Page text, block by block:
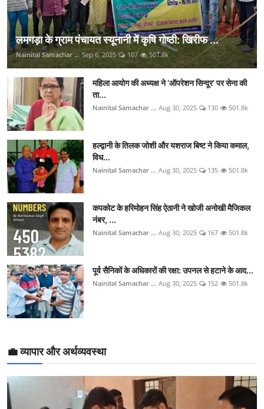
लमगड़ा के ग्राम पंचायत स्यूनानी में कृषि गोष्ठी: खिरीफ ...
Nainital Samachar ... Sep 6, 2025 107 501.8k
महिला आयोग की अध्यक्ष ने ‘ऑपरेशन सिन्दूर’ पर सेना की
ता...
Nainital Samachar ... Aug 30, 2025 130 501.8k
हल्द्वानी के तिलक जोशी और यशराज बिष्ट ने किया कमाल,
विध...
Nainital Samachar ... Aug 30, 2025 135 501.8k
कपकोट के हरिमोहन सिंह ऐठानी ने खोजी अनोखी मैजिकल
नंबर, ...
Nainital Samachar ... Aug 30, 2025 167 501.8k
पूर्व सैनिकों के अधिकारों की रक्षा: उपनल से हटाने के आद...
Nainital Samachar ... Aug 30, 2025 152 501.8k
💼 व्यापार और अर्थव्यवस्था